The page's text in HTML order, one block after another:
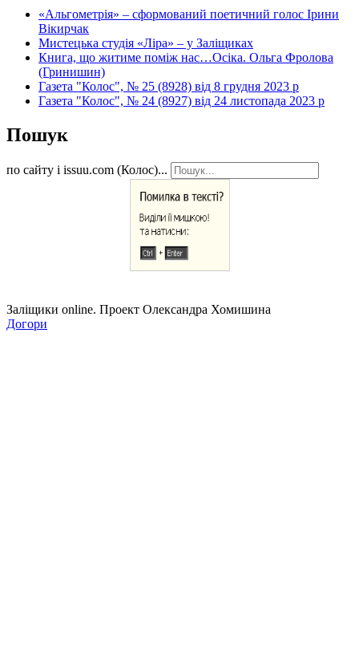
«Альгометрія» – сформований поетичний голос Ірини
Вікирчак
Мистецька студія «Ліра» – у Заліщиках
Книга, що житиме поміж нас…Осіка. Ольга Фролова
(Гринишин)
Газета "Колос", № 25 (8928) від 8 грудня 2023 р
Газета "Колос", № 24 (8927) від 24 листопада 2023 р
Пошук
по сайту і issuu.com (Колос)...
Заліщики online. Проект Олександра Хомишина
Догори